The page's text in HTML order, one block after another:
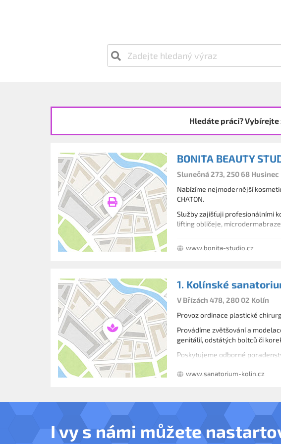
Hledáte práci?
BONITA BEAUTY
Slunečná 273, 250 68 Husinec
Nabízíme nejmodernější
CHATON.
Služby zajišťuji profesionálními
lifting obličeje,
www.bonita-studio.cz
1. Kolínské
V Břízách 478, 280 02 Kolín
Provoz ordinace plastické
Provádíme zvětšování a
genitálií, odstátých boltců či
Poskytujeme odborné
www.sanatorium-kolin.cz
I vy s námi můžete